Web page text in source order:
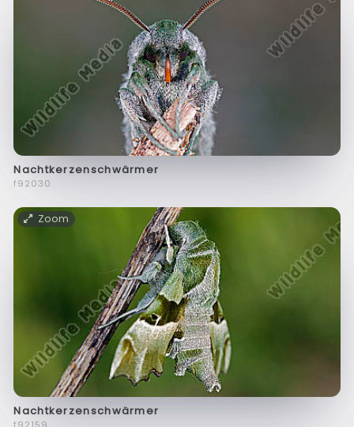
Nachtkerzenschwärmer
f92030
Zoom
Nachtkerzenschwärmer